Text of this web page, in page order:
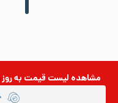
مشاهده لیست قیمت به روز